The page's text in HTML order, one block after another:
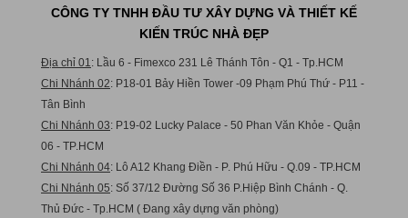
CÔNG TY TNHH ĐẦU TƯ XÂY DỰNG VÀ THIẾT KẾ
KIẾN TRÚC NHÀ ĐẸP
Địa chỉ 01 : Lầu 6 - Fimexco 231 Lê Thánh Tôn - Q1 - Tp.HCM
Chi Nhánh 02: P18-01 Bảy Hiền Tower -09 Phạm Phú Thứ - P11 -
Tân Bình
Chi Nhánh 03: P19-02 Lucky Palace - 50 Phan Văn Khỏe - Quận
06 - TP.HCM
Chi Nhánh 04: Lô A12 Khang Điền - P. Phú Hữu - Q.09 - TP.HCM
Chi Nhánh 05: Số 37/12 Đường Số 36 P.Hiệp Bình Chánh - Q.
Thủ Đức - Tp.HCM ( Đang xây dựng văn phòng)